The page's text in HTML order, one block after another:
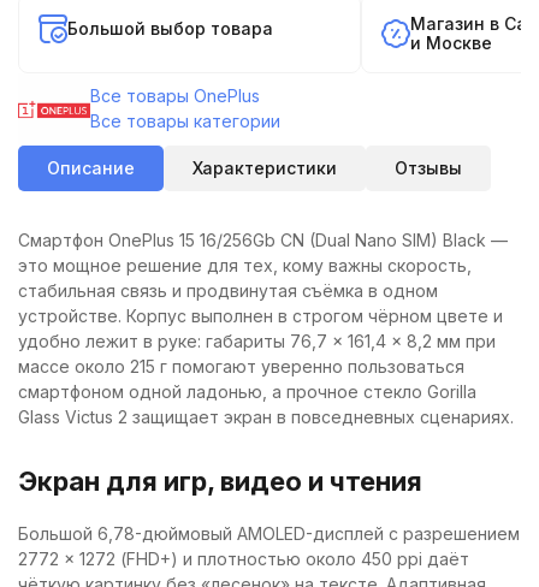
Большой выбор товара
Магазин в
и Москве
Все товары OnePlus
Все товары категории
Описание Характеристики Отзывы
Смартфон OnePlus 15 16/256Gb CN (Dual Nano SIM) Black —
это мощное решение для тех, кому важны скорость,
стабильная связь и продвинутая съёмка в одном
устройстве. Корпус выполнен в строгом чёрном цвете и
удобно лежит в руке: габариты 76,7 × 161,4 × 8,2 мм при
массе около 215 г помогают уверенно пользоваться
смартфоном одной ладонью, а прочное стекло Gorilla
Glass Victus 2 защищает экран в повседневных сценариях.
Экран для игр, видео и чтения
Большой 6,78-дюймовый AMOLED-дисплей с разрешением
2772 × 1272 (FHD+) и плотностью около 450 ppi даёт